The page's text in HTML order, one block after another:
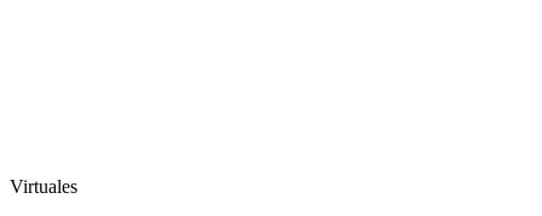
Virtuales